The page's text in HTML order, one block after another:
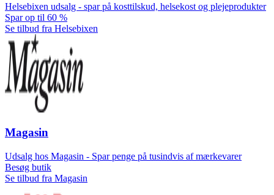
Helsebixen udsalg - spar på kosttilskud, helsekost og plejeprodukter
Spar op til 60 %
Se tilbud fra Helsebixen
Magasin
Udsalg hos Magasin - Spar penge på tusindvis af mærkevarer
Besøg butik
Se tilbud fra Magasin